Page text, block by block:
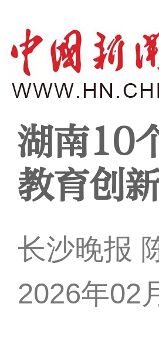
湖南10
教育创
长沙晚报
2026年02